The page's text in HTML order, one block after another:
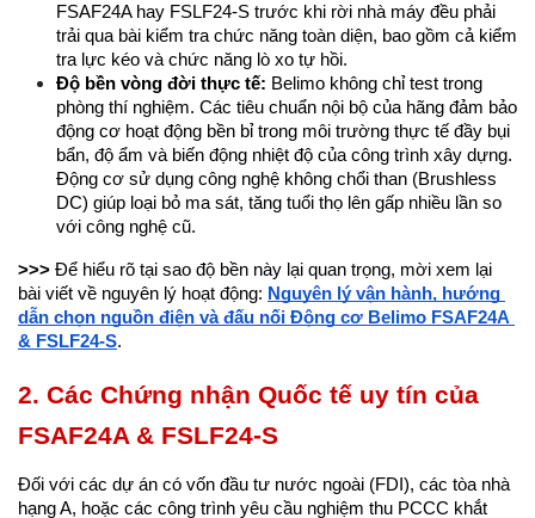
FSAF24A hay FSLF24-S trước khi rời nhà máy đều phải
trải qua bài kiểm tra chức năng toàn diện, bao gồm cả kiểm
tra lực kéo và chức năng lò xo tự hồi.
Độ bền vòng đời thực tế: Belimo không chỉ test trong
phòng thí nghiệm. Các tiêu chuẩn nội bộ của hãng đảm bảo
động cơ hoạt động bền bỉ trong môi trường thực tế đầy bụi
bẩn, độ ẩm và biến động nhiệt độ của công trình xây dựng.
Động cơ sử dụng công nghệ không chổi than (Brushless
DC) giúp loại bỏ ma sát, tăng tuổi thọ lên gấp nhiều lần so
với công nghệ cũ.
>>> Để hiểu rõ tại sao độ bền này lại quan trọng, mời xem lại
bài viết về nguyên lý hoạt động: Nguyên lý vận hành, hướng
dẫn chọn nguồn điện và đấu nối Động cơ Belimo FSAF24A
& FSLF24-S.
2. Các Chứng nhận Quốc tế uy tín của
FSAF24A & FSLF24-S
Đối với các dự án có vốn đầu tư nước ngoài (FDI), các tòa nhà
hạng A, hoặc các công trình yêu cầu nghiệm thu PCCC khắt